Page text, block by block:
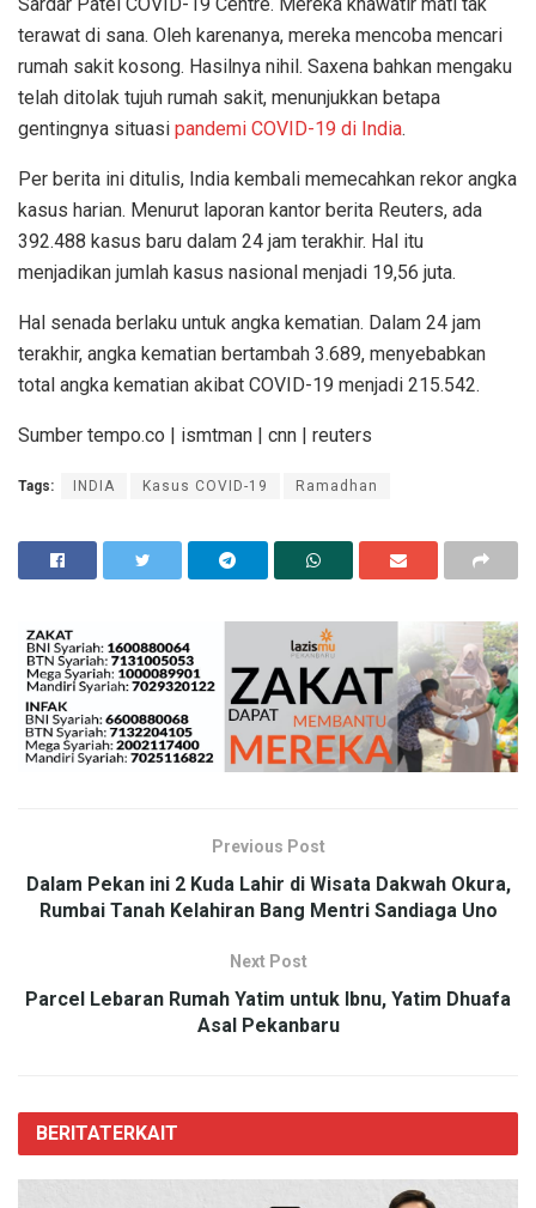
terawat di sana. Oleh karenanya, mereka mencoba mencari
rumah sakit kosong. Hasilnya nihil. Saxena bahkan mengaku
telah ditolak tujuh rumah sakit, menunjukkan betapa
gentingnya situasi pandemi COVID-19 di India.
Per berita ini ditulis, India kembali memecahkan rekor angka
kasus harian. Menurut laporan kantor berita Reuters, ada
392.488 kasus baru dalam 24 jam terakhir. Hal itu
menjadikan jumlah kasus nasional menjadi 19,56 juta.
Hal senada berlaku untuk angka kematian. Dalam 24 jam
terakhir, angka kematian bertambah 3.689, menyebabkan
total angka kematian akibat COVID-19 menjadi 215.542.
Sumber tempo.co | ismtman | cnn | reuters
Tags: INDIA Kasus COVID-19 Ramadhan
Previous Post
Dalam Pekan ini 2 Kuda Lahir di Wisata Dakwah Okura,
Rumbai Tanah Kelahiran Bang Mentri Sandiaga Uno
Next Post
Parcel Lebaran Rumah Yatim untuk Ibnu, Yatim Dhuafa
Asal Pekanbaru
BERITATERKAIT